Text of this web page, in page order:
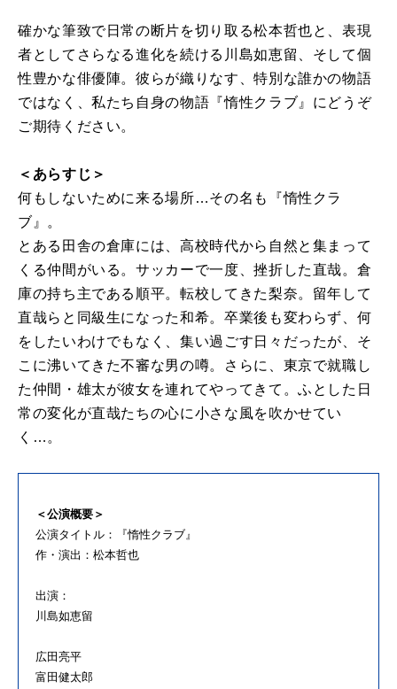
確かな筆致で日常の断片を切り取る松本哲也と、表現
者としてさらなる進化を続ける川島如恵留、そして個
性豊かな俳優陣。彼らが織りなす、特別な誰かの物語
ではなく、私たち自身の物語『惰性クラブ』にどうぞ
ご期待ください。
＜あらすじ＞
何もしないために来る場所…その名も『惰性クラ
ブ』。
とある田舎の倉庫には、高校時代から自然と集まって
くる仲間がいる。サッカーで一度、挫折した直哉。倉
庫の持ち主である順平。転校してきた梨奈。留年して
直哉らと同級生になった和希。卒業後も変わらず、何
をしたいわけでもなく、集い過ごす日々だったが、そ
こに沸いてきた不審な男の噂。さらに、東京で就職し
た仲間・雄太が彼女を連れてやってきて。ふとした日
常の変化が直哉たちの心に小さな風を吹かせてい
く…。
＜公演概要＞
公演タイトル：『惰性クラブ』
作・演出：松本哲也
出演：
川島如恵留
広田亮平
富田健太郎